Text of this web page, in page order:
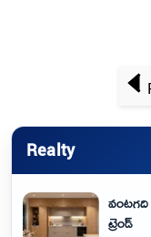
Realty
ట్రెండ్